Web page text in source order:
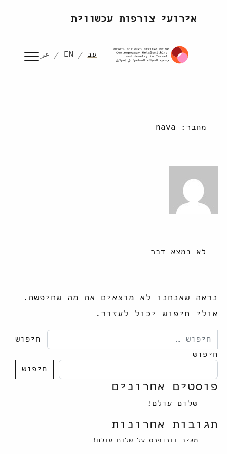
אירועי צורפות עכשווית
עב EN عر
מחבר: nava
לא נמצא דבר
נראה שאנחנו לא מוצאים את מה שחיפשת.
אולי חיפוש יכול לעזור.
חיפוש:
חיפוש
חיפוש
פוסטים אחרונים
שלום עולם!
תגובות אחרונות
מגיב וורדפרס עלשלום עולם!